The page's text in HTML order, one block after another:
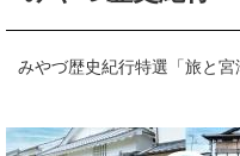
みやづ歴史紀行特選「旅と宮